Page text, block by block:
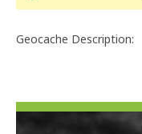
Geocache Description: